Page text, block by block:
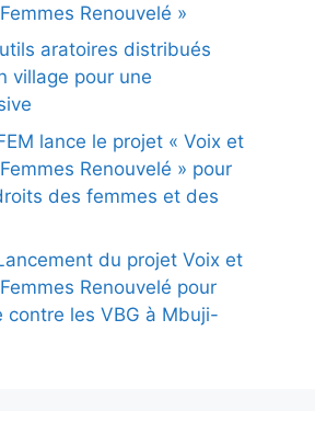
Renouvelé »
aratoires distribués
village pour une
lance le projet « Voix et
Renouvelé » pour
des femmes et des
du projet Voix et
Renouvelé pour
contre les VBG à Mbuji-